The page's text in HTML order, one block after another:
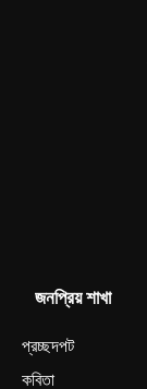
জনপ্রিয় শাখা
প্রচ্ছদপট
কবিতা